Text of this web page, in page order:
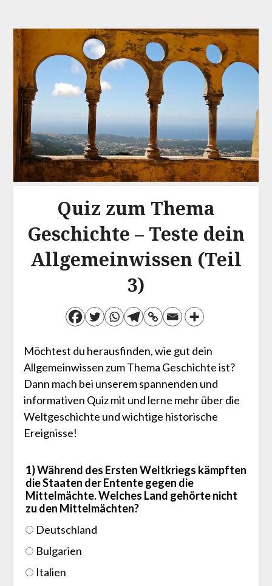
Quiz zum Thema
Geschichte – Teste dein
Allgemeinwissen (Teil
3)
Möchtest du herausfinden, wie gut dein
Allgemeinwissen zum Thema Geschichte ist?
Dann mach bei unserem spannenden und
informativen Quiz mit und lerne mehr über die
Weltgeschichte und wichtige historische
Ereignisse!
1) Während des Ersten Weltkriegs kämpften
die Staaten der Entente gegen die
Mittelmächte. Welches Land gehörte nicht
zu den Mittelmächten?
Deutschland
Bulgarien
Italien